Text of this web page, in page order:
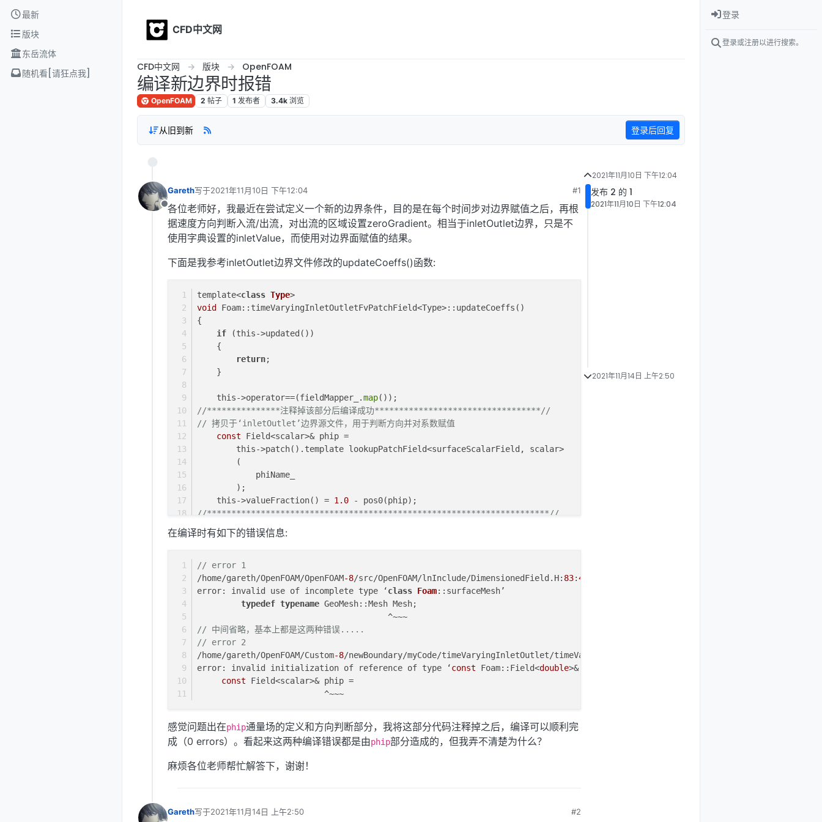
Skip to content
最新
版块
东岳流体
随机看[请狂点我]
CFD中文网
CFD中文网 版块 OpenFOAM
编译新边界时报错
OpenFOAM 2 帖子 1 发布者 3.4k 浏览
从旧到新 登录后回复
离线
Gareth写于2021年11月10日 下午12:04
最后由 编辑
#1
各位老师好，我最近在尝试定义一个新的边界条件，目的是在每个时间步对边界赋值之后，再根
据速度方向判断入流/出流，对出流的区域设置zeroGradient。相当于inletOutlet边界，只是不
使用字典设置的inletValue，而使用对边界面赋值的结果。
下面是我参考inletOutlet边界文件修改的updateCoeffs()函数:
template<class Type>
void
Foam::timeVaryingInletOutletFvPatchField<Type>::updateCoeffs()
{
if (this->updated())
    {
return;
    }
    this->operator==(fieldMapper_.
map());
//***************注释掉该部分后编译成功**********************************//
// 拷贝于‘inletOutlet’边界源文件，用于判断方向并对系数赋值
const Field<scalar>& phip =
        this->patch().template lookupPatchField<surfaceScalarField, scalar>
        (
            phiName_
        );
    this->valueFraction() =
1.0 - pos0(phip);
//**********************************************************************//
    fixedValueFvPatchField<Type>::updateCoeffs();
}
在编译时有如下的错误信息:
// error 1
/home/gareth/OpenFOAM/OpenFOAM-8/src/OpenFOAM/lnInclude/DimensionedField.H: 83:40
error: invalid use of incomplete type ‘class Foam::surfaceMesh’
typedef typename GeoMesh::Mesh Mesh;
                                       ^~~~
// 中间省略，基本上都是这两种错误.....
// error 2
/home/gareth/OpenFOAM/Custom-8/newBoundary/myCode/timeVaryingInletOutlet/timeVaryingInletOutletFvPatchField.C:
error: invalid initialization of reference of type ‘const Foam::Field<double>&’ from expression of type ‘
const Field<scalar>& phip =
                          ^~~~
感觉问题出在phip通量场的定义和方向判断部分，我将这部分代码注释掉之后，编译可以顺利完
成（0 errors）。看起来这两种编译错误都是由phip部分造成的，但我弄不清楚为什么？
麻烦各位老师帮忙解答下，谢谢！
Gareth写于2021年11月14日 上午2:50
最后由 编辑
#2
2021年11月10日 下午12:04
发布 2 的 1
2021年11月10日 下午12:04
2021年11月14日 上午2:50
登录
登录或注册以进行搜索。